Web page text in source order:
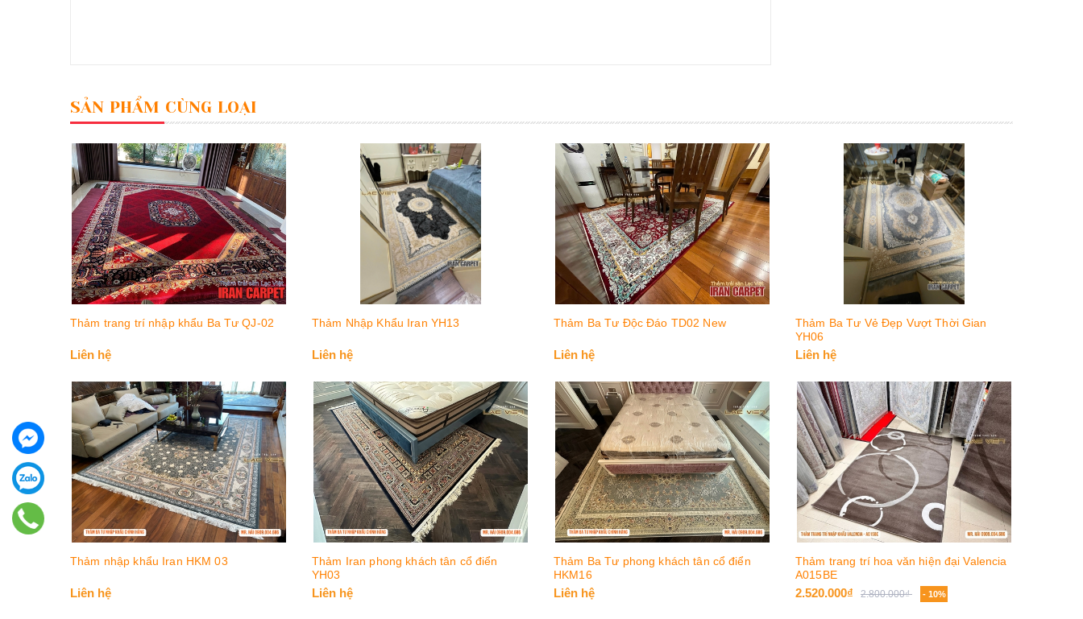
SẢN PHẨM CÙNG LOẠI
Thảm trang trí nhập khẩu Ba Tư QJ-02
Liên hệ
Thảm nhập khẩu Iran HKM 03
Liên hệ
Thảm Nhập Khẩu Iran YH13
Liên hệ
Thảm Iran phong khách tân cổ điển
YH03
Liên hệ
Thảm Ba Tư Độc Đáo TD02 New
Liên hệ
Thảm Ba Tư phong khách tân cổ điển
HKM16
Liên hệ
Thảm Ba Tư Vẻ Đẹp Vượt Thời Gian
YH06
Liên hệ
Thảm trang trí hoa văn hiện đại Valencia
A015BE
2.520.000₫ 2.800.000₫ - 10%